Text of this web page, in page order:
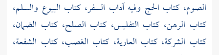
الصوم، كتاب الحج وفيه آداب السفر، كتاب البيوع والسلم،
كتاب الرهن، كتاب التفليس، كتاب الصلح، كتاب الضمان،
كتاب الشركة، كتاب العارية، كتاب الغصب، كتاب الشفعة،